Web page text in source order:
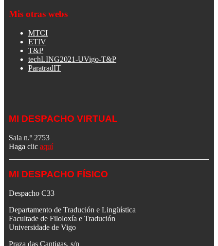
Mis otras webs
MTCI
ETIV
T&P
techLING2021-UVigo-T&P
ParatradIT
MI DESPACHO VIRTUAL
Sala n.º 2753
Haga clic aquí
MI DESPACHO FÍSICO
Despacho C33
Departamento de Tradución e Lingüística
Facultade de Filoloxía e Tradución
Universidade de Vigo
Praza das Cantigas, s/n